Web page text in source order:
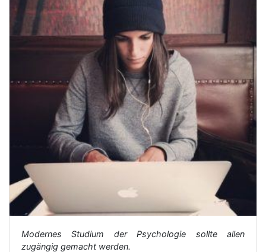
Modernes Studium der Psychologie sollte allen
zugängig gemacht werden.